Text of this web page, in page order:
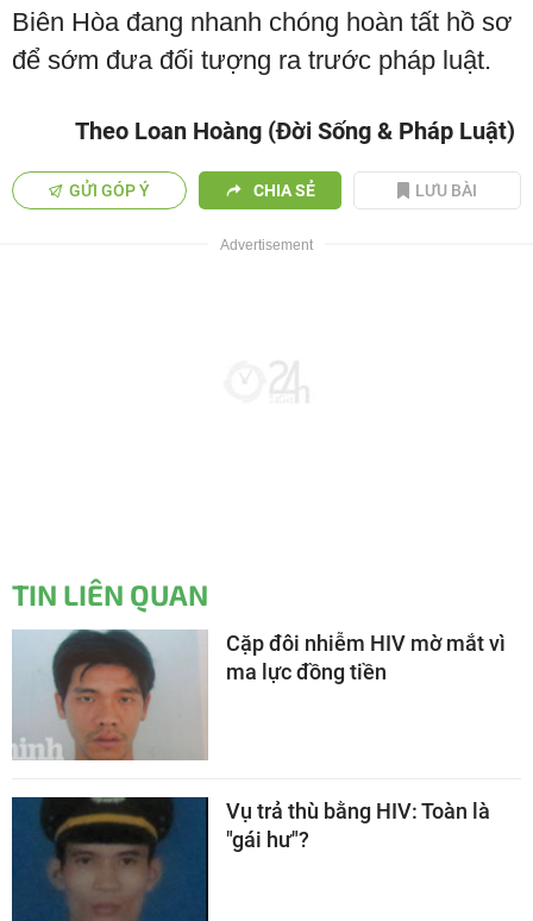
Biên Hòa đang nhanh chóng hoàn tất hồ sơ
để sớm đưa đối tượng ra trước pháp luật.
Theo Loan Hoàng (Đời Sống & Pháp Luật)
GỬI GÓP Ý CHIA SẺ LƯU BÀI
TIN LIÊN QUAN
Cặp đôi nhiễm HIV mờ mắt vì
ma lực đồng tiền
Vụ trả thù bằng HIV: Toàn là
"gái hư"?